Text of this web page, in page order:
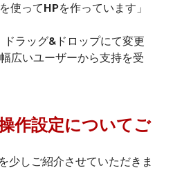
使ってHPを作っています」
ラッグ&ドロップにて変更
広いユーザーから支持を受
作設定についてご
少しご紹介させていただきま